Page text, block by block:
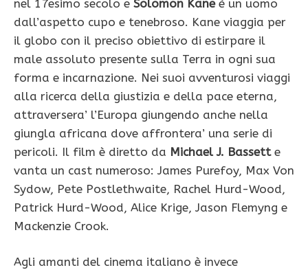
nel 17esimo secolo e Solomon Kaneè un uomo
dall’aspetto cupo e tenebroso. Kane viaggia per
il globo con il preciso obiettivo di estirpare il
male assoluto presente sulla Terra in ogni sua
forma e incarnazione. Nei suoi avventurosi viaggi
alla ricerca della giustizia e della pace eterna,
attraversera’ l’Europa giungendo anche nella
giungla africana dove affrontera’ una serie di
pericoli. Il film è diretto da Michael J. Bassette
vanta un cast numeroso: James Purefoy, Max Von
Sydow, Pete Postlethwaite, Rachel Hurd-Wood,
Patrick Hurd-Wood, Alice Krige, Jason Flemyng e
Mackenzie Crook.
Agli amanti del cinema italiano è invece